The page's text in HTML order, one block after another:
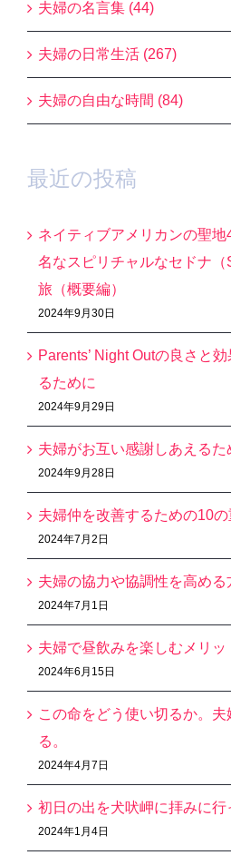
夫婦の名言集 (44)
夫婦の日常生活 (267)
夫婦の自由な時間 (84)
最近の投稿
ネイティブアメリカンの聖
名なスピリチャルなセドナ（
旅（概要編）
2024年9月30日
Parents’ Night Outの良さと
るために
2024年9月29日
夫婦がお互い感謝しあえる
2024年9月28日
夫婦仲を改善するための10の
2024年7月2日
夫婦の協力や協調性を高める
2024年7月1日
夫婦で昼飲みを楽しむメリ
2024年6月15日
この命をどう使い切るか。夫
る。
2024年4月7日
初日の出を犬吠岬に拝みに行
2024年1月4日